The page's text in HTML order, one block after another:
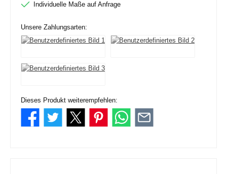
Individuelle Maße auf Anfrage
Unsere Zahlungsarten:
Dieses Produkt weiterempfehlen: